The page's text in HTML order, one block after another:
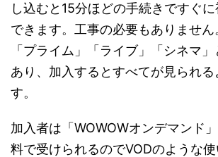
し込むと15分ほどの手続きですぐ
できます。工事の必要もありません
「プライム」「ライブ」「シネマ
あり、加入するとすべてが見られる
す。
加入者は「WOWOWオンデマンド
料で受けられるのでVODのような